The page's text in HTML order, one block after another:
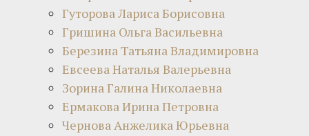
Гуторова Лариса Борисовна
Гришина Ольга Васильевна
Березина Татьяна Владимировна
Евсеева Наталья Валерьевна
Зорина Галина Николаевна
Ермакова Ирина Петровна
Чернова Анжелика Юрьевна